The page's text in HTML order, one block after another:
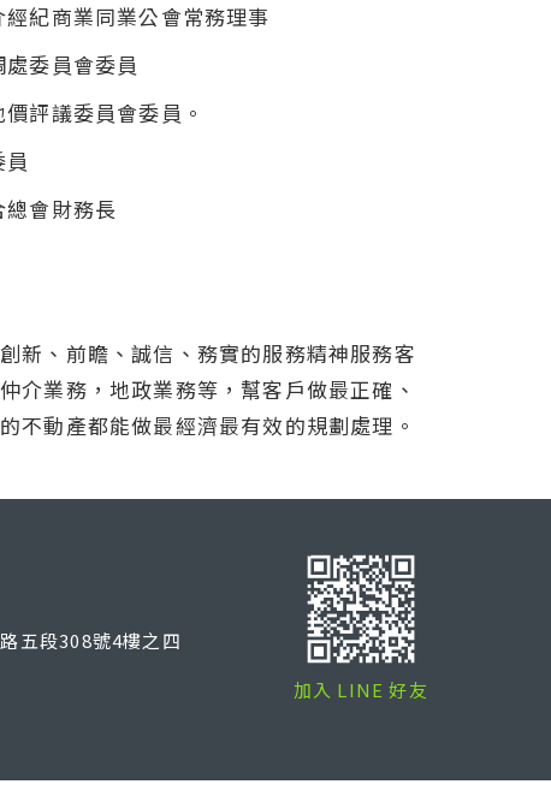
紀商業同業公會常務理事
委員會委員
評議委員會委員。
會財務長
新、前瞻、誠信、務實的服務精神服務客
介業務，地政業務等，幫客戶做最正確、
不動產都能做最經濟最有效的規劃處理。
五段308號4樓之四
加入 LINE 好友